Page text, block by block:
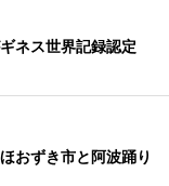
ネス世界記録認定
おずき市と阿波踊り